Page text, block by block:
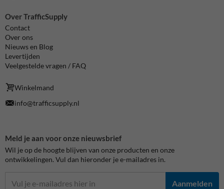
Over TrafficSupply
Contact
Over ons
Nieuws en Blog
Levertijden
Veelgestelde vragen / FAQ
Winkelmand
info@trafficsupply.nl
Meld je aan voor onze nieuwsbrief
Wil je op de hoogte blijven van onze producten en onze
ontwikkelingen. Vul dan hieronder je e-mailadres in.
Aanmelden